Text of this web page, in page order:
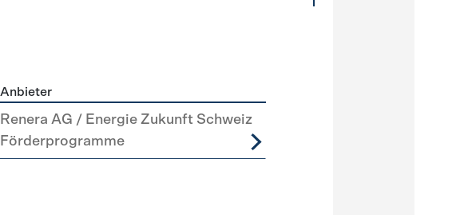
Anbieter
Renera AG / Energie Zukunft Schweiz
Förderprogramme